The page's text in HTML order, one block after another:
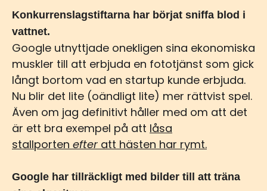
Konkurrenslagstiftarna har börjat sniffa blod i
vattnet.
Google utnyttjade onekligen sina ekonomiska
muskler till att erbjuda en fototjänst som gick
långt bortom vad en startup kunde erbjuda.
Nu blir det lite (oändligt lite) mer rättvist spel.
Även om jag definitivt håller med om att det
är ett bra exempel på att låsa
stallporten efter att hästen har rymt.
Google har tillräckligt med bilder till att träna